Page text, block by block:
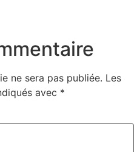
ne sera pas publiée. Les
avec *